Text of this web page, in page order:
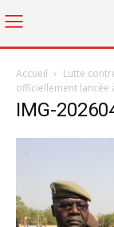
Accueil
Lutte
officiellement lancée
IMG-